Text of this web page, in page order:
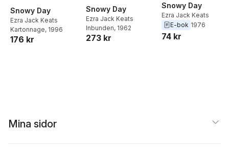
Snowy Day
Ezra Jack Keats
Kartonnage, 1996
176 kr
Snowy Day
Ezra Jack Keats
Inbunden, 1962
273 kr
Snowy Day
Ezra Jack Keats
E-bok 1976
74 kr
Mina sidor